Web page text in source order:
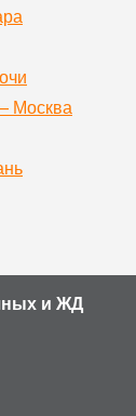
Москва
и ЖД